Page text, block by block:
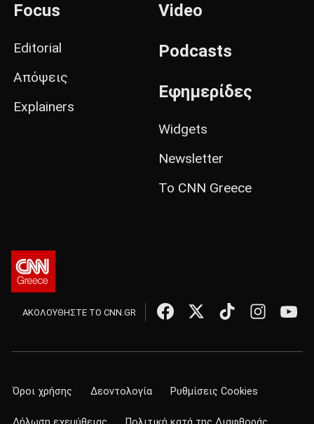
Focus
Editorial
Απόψεις
Explainers
Video
Podcasts
Εφημερίδες
Widgets
Newsletter
Το CNN Greece
ΑΚΟΛΟΥΘΗΣΤΕ ΤΟ CNN.GR
Όροι χρήσης Δεοντολογία Ρυθμίσεις Cookies